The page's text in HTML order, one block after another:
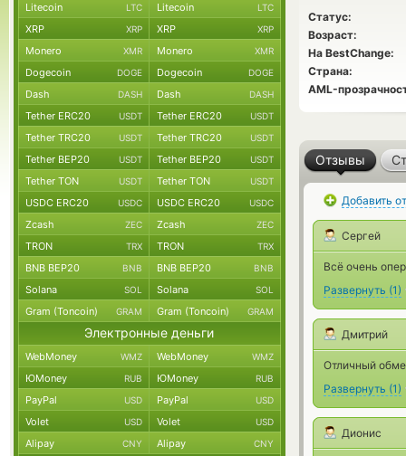
Статус:
Возраст:
На BestChange:
Страна:
AML-
Отзывы
Добавить
Сергей
Всё очень
Развернуть (1)
Дмитрий
Отличный
Развернуть (1)
Дионис
Litecoin LTC Litecoin LTC
XRP XRP XRP XRP
Monero XMR Monero XMR
Dogecoin DOGE Dogecoin DOGE
Dash DASH Dash DASH
Tether ERC20 USDT Tether ERC20 USDT
Tether TRC20 USDT Tether TRC20 USDT
Tether BEP20 USDT Tether BEP20 USDT
Tether TON USDT Tether TON USDT
USDC ERC20 USDC USDC ERC20 USDC
Zcash ZEC Zcash ZEC
TRON TRX TRON TRX
BNB BEP20 BNB BNB BEP20 BNB
Solana SOL Solana SOL
Gram (Toncoin) GRAM Gram (Toncoin) GRAM
Электронные деньги
WebMoney WMZ WebMoney WMZ
ЮMoney RUB ЮMoney RUB
PayPal USD PayPal USD
Volet USD Volet USD
Alipay CNY Alipay CNY